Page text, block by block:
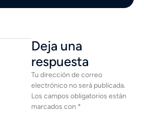
Deja una
respuesta
Tu dirección de correo
electrónico no será publicada.
Los campos obligatorios están
marcados con *